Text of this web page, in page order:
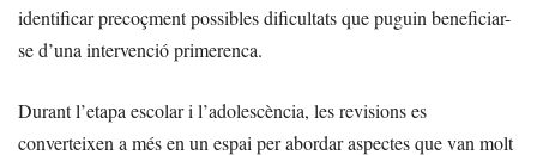
identificar precoçment possibles dificultats que puguin beneficiar-
se d’una intervenció primerenca.
Durant l’etapa escolar i l’adolescència, les revisions es
converteixen a més en un espai per abordar aspectes que van molt